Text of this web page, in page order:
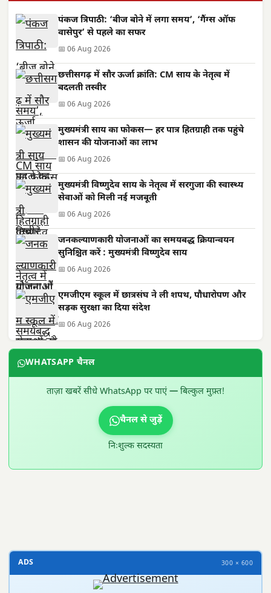
पंकज त्रिपाठी: ‘बीज बोने में लगा समय’, ‘गैंग्स ऑफ
वासेपुर’ से पहले का सफर
📅 06 Aug 2026
छत्तीसगढ़ में सौर ऊर्जा क्रांति: CM साय के नेतृत्व में
बदलती तस्वीर
📅 06 Aug 2026
मुख्यमंत्री साय का फोकस— हर पात्र हितग्राही तक पहुंचे
शासन की योजनाओं का लाभ
📅 06 Aug 2026
मुख्यमंत्री विष्णुदेव साय के नेतृत्व में सरगुजा की स्वास्थ्य
सेवाओं को मिली नई मजबूती
📅 06 Aug 2026
जनकल्याणकारी योजनाओं का समयबद्ध क्रियान्वयन
सुनिश्चित करें : मुख्यमंत्री विष्णुदेव साय
📅 06 Aug 2026
एमजीएम स्कूल में छात्रसंघ ने ली शपथ, पौधारोपण और
सड़क सुरक्षा का दिया संदेश
📅 06 Aug 2026
WHATSAPP चैनल
ताज़ा खबरें सीधे WhatsApp पर पाएं — बिल्कुल मुफ़्त!
चैनल से जुड़ें
निःशुल्क सदस्यता
ADS 300 × 600